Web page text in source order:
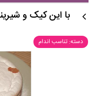
با این کیک و
دسته: تناسب اندام